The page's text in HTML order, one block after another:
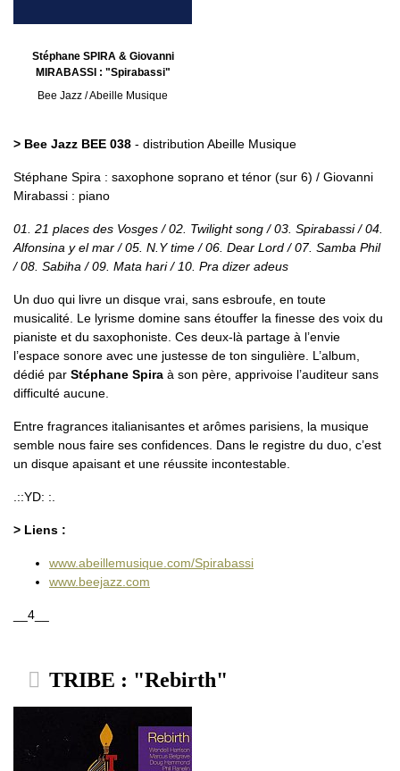
Stéphane SPIRA & Giovanni
MIRABASSI : "Spirabassi"
Bee Jazz / Abeille Musique
> Bee Jazz BEE 038 - distribution Abeille Musique
Stéphane Spira : saxophone soprano et ténor (sur 6) / Giovanni
Mirabassi : piano
01. 21 places des Vosges / 02. Twilight song / 03. Spirabassi / 04.
Alfonsina y el mar / 05. N.Y time / 06. Dear Lord / 07. Samba Phil
/ 08. Sabiha / 09. Mata hari / 10. Pra dizer adeus
Un duo qui livre un disque vrai, sans esbroufe, en toute
musicalité. Le lyrisme domine sans étouffer la finesse des voix du
pianiste et du saxophoniste. Ces deux-là partage à l’envie
l’espace sonore avec une justesse de ton singulière. L’album,
dédié par Stéphane Spira à son père, apprivoise l’auditeur sans
difficulté aucune.
Entre fragrances italianisantes et arômes parisiens, la musique
semble nous faire ses confidences. Dans le registre du duo, c’est
un disque apaisant et une réussite incontestable.
.::YD: :.
> Liens :
www.abeillemusique.com/Spirabassi
www.beejazz.com
__4__
TRIBE : "Rebirth"